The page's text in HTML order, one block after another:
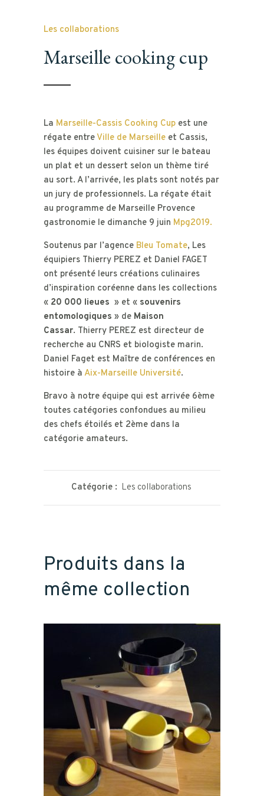
Les collaborations
Marseille cooking cup
La Marseille-Cassis Cooking Cup est une
régate entreVille de Marseille et Cassis,
les équipes doivent cuisiner sur le bateau
un plat et un dessert selon un thème tiré
au sort. A l’arrivée, les plats sont notés par
un jury de professionnels. La régate était
au programme de Marseille Provence
gastronomie le dimanche 9 juin Mpg2019.
Soutenus par l’agence Bleu Tomate, Les
équipiers Thierry PEREZ et Daniel FAGET
ont présenté leurs créations culinaires
d’inspiration coréenne dans les collections
« 20 000 lieues » et « souvenirs
entomologiques » de Maison
Cassar. Thierry PEREZ est directeur de
recherche au CNRS et biologiste marin.
Daniel Faget est Maître de conférences en
histoire à Aix-Marseille Université.
Bravo à notre équipe qui est arrivée 6ème
toutes catégories confondues au milieu
des chefs étoilés et 2ème dans la
catégorie amateurs.
Catégorie : Les collaborations
Produits dans la
même collection